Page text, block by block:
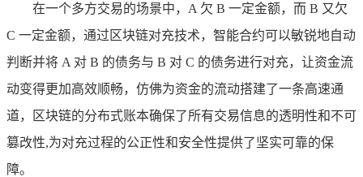
在一个多方交易的场景中，A 欠 B 一定金额，而 B 又欠
C 一定金额，通过区块链对充技术，智能合约可以敏锐地自动
判断并将 A 对 B 的债务与 B 对 C 的债务进行对充，让资金流
动变得更加高效顺畅，仿佛为资金的流动搭建了一条高速通
道，区块链的分布式账本确保了所有交易信息的透明性和不可
篡改性,为对充过程的公正性和安全性提供了坚实可靠的保
障。